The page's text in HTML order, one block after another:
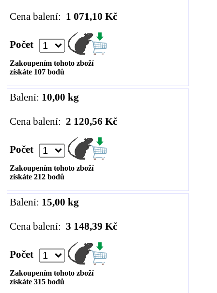
Cena balení: 1 071,10 Kč
Počet
Zakoupením tohoto zboží
získáte 107 bodů
Balení: 10,00 kg
Cena balení: 2 120,56 Kč
Počet
Zakoupením tohoto zboží
získáte 212 bodů
Balení: 15,00 kg
Cena balení: 3 148,39 Kč
Počet
Zakoupením tohoto zboží
získáte 315 bodů